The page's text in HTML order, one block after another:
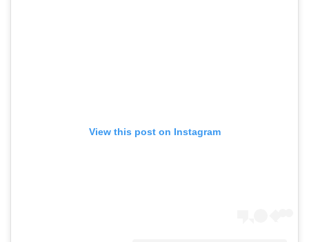
View this post on Instagram